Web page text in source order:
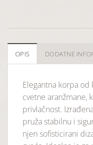
OPIS DODATNE
Elegantna korpa od
cvetne aranžmane,
privlačnost.
pruža stabilnu i
njen sofisticirani